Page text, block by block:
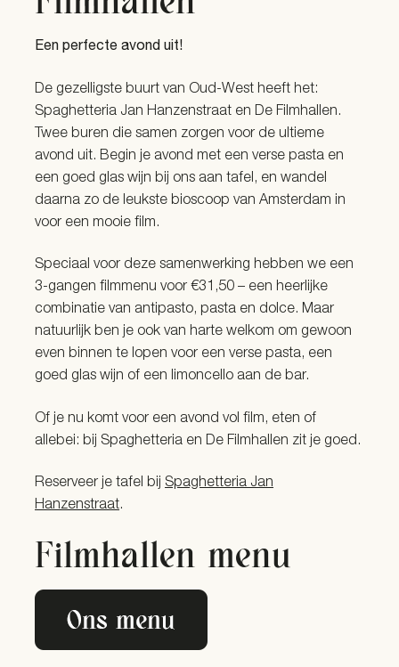
Een perfecte avond uit!
De gezelligste buurt van Oud-West heeft het:
Spaghetteria Jan Hanzenstraat en De Filmhallen.
Twee buren die samen zorgen voor de ultieme
avond uit. Begin je avond met een verse pasta en
een goed glas wijn bij ons aan tafel, en wandel
daarna zo de leukste bioscoop van Amsterdam in
voor een mooie film.
Speciaal voor deze samenwerking hebben we een
3-gangen filmmenu voor €31,50 – een heerlijke
combinatie van antipasto, pasta en dolce. Maar
natuurlijk ben je ook van harte welkom om gewoon
even binnen te lopen voor een verse pasta, een
goed glas wijn of een limoncello aan de bar.
Of je nu komt voor een avond vol film, eten of
allebei: bij Spaghetteria en De Filmhallen zit je goed.
Reserveer je tafel bijSpaghetteria Jan
Hanzenstraat.
Filmhallen menu